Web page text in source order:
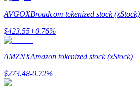
Handelsstrategieën
Leer hoe u winstgevend kunt blijven
AVGOXBroadcom tokenized stock (xStock)
$423.55+0.76%
AMZNXAmazon tokenized stock (xStock)
$273.48-0.72%